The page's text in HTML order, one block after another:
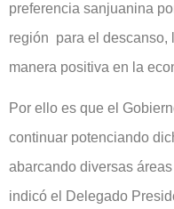
preferencia sanjuanina
región para el descanso,
manera positiva en la
Por ello es que el
continuar potenciando
abarcando diversas
indicó el Delegado